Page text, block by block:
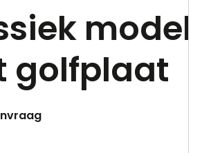
model
golfplaat